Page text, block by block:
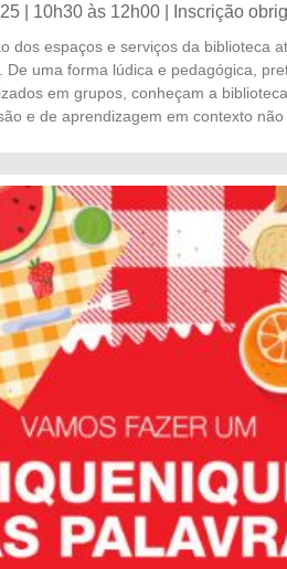
| 10h30 às 12h00 | Inscrição
dos espaços e serviços da biblioteca
De uma forma lúdica e pedagógica,
em grupos, conheçam a
e de aprendizagem em contexto